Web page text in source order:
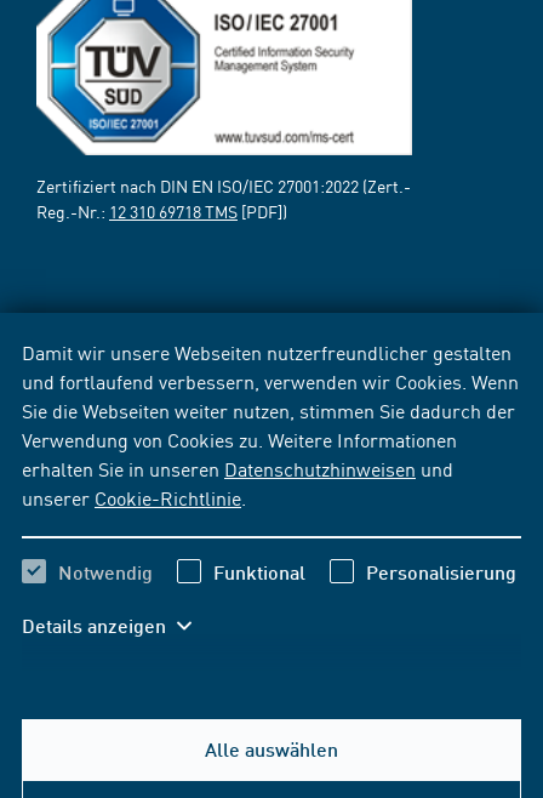
Damit wir unsere Webseiten nutzerfreundlicher gestalten
und fortlaufend verbessern, verwenden wir Cookies. Wenn
Sie die Webseiten weiter nutzen, stimmen Sie dadurch der
Verwendung von Cookies zu. Weitere Informationen
erhalten Sie in unseren Datenschutzhinweisen und
unserer Cookie-Richtlinie
Notwendig Funktional Personalisierung
Details anzeigen
Alle auswählen
Zertifiziert nach DIN EN ISO/IEC 27001:2022 (Zert.-
Reg.-Nr.: 12 310 69718 TMS [PDF])